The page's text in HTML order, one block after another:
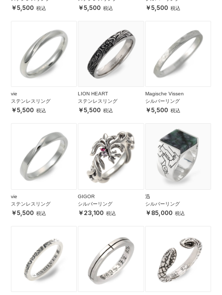
5,500 5,500 5,500
vie
ステンレスリング
5,500
LION HEART
ステンレスリング
5,500
Magische Vissen
シルバーリング
5,500
vie
ステンレスリング
5,500
GIGOR
シルバーリング
23,100
迅
シルバーリング
85,000